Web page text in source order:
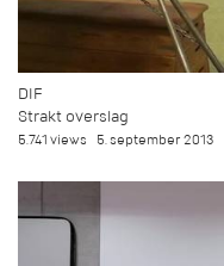
DIF
Strakt overslag
5.741 views 5. september 2013